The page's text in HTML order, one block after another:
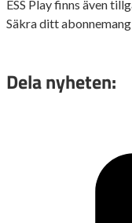
ESS Play finns även
Säkra ditt
Dela nyheten: